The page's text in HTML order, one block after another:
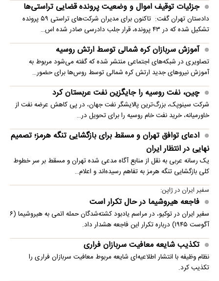
جزئیات توقیف اموال و وضعیت پرونده قضایی تراستی‌ها
دادستان تهران گفت: تاکنون برای مدیران شرکت‌های تراستی ۵۹ پرونده
تشکیل شده که در ۴۳ پرونده، قرار جلب دادرسی صادر شده اس…
آموزش سربازان کره شمالی توسط ارتش روسیه
تصاویری در شبکه‌های اجتماعی منتشر شده که گفته می‌شود مربوط به
آموزش نیروهای جدید ارتش کره شمالی توسط روس‌ها برای حضور…
چین، نفت روسیه را جایگزین نفت عربستان کرد
شرکت سینوپک، بزرگ‌ترین پالایشگر نفت جهان، در پی کاهش عرضه نفت از
خاورمیانه، خرید نفت خام روسیه را برای تحویل در…
ادعای توافق تهران و مسقط برای بازگشایی تنگه هرمز؛ تصمیم
نهایی در انتظار ایران
یک رسانه عربی به نقل از منابع آگاه مدعی شده تهران و مسقط بر سر خطوط
کلی بازگشایی تنگه هرمز به تفاهم رسیده‌اند و اعلام…
سفیر ایران در ژاپن:
فاجعه هیروشیما در حال تکرار است
سفیر ایران در توکیو، در مراسم یادبود کشته‌شدگان حمله اتمی به هیروشیما (۶
آگوست ۱۹۴۵) درباره تکرار این فاجعه هشدار داد.
تکذیب شایعه معافیت سربازان فراری
نظام وظیفه با انتشار اطلاعیه‌ای شایعه مربوط معافیت سربازان فراری را
تکذیب کرد.